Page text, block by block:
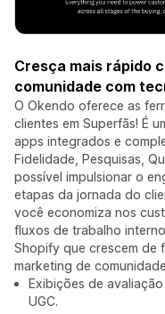
Cresça mais rápido
comunidade com
O Okendo oferece as
clientes em Superfãs! É
apps integrados e
Fidelidade, Pesquisas,
possível impulsionar o
etapas da jornada do
você economiza nos
fluxos de trabalho
Shopify que crescem de
marketing de
Exibições de
UGC.